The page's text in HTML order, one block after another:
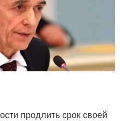
продлить срок своей